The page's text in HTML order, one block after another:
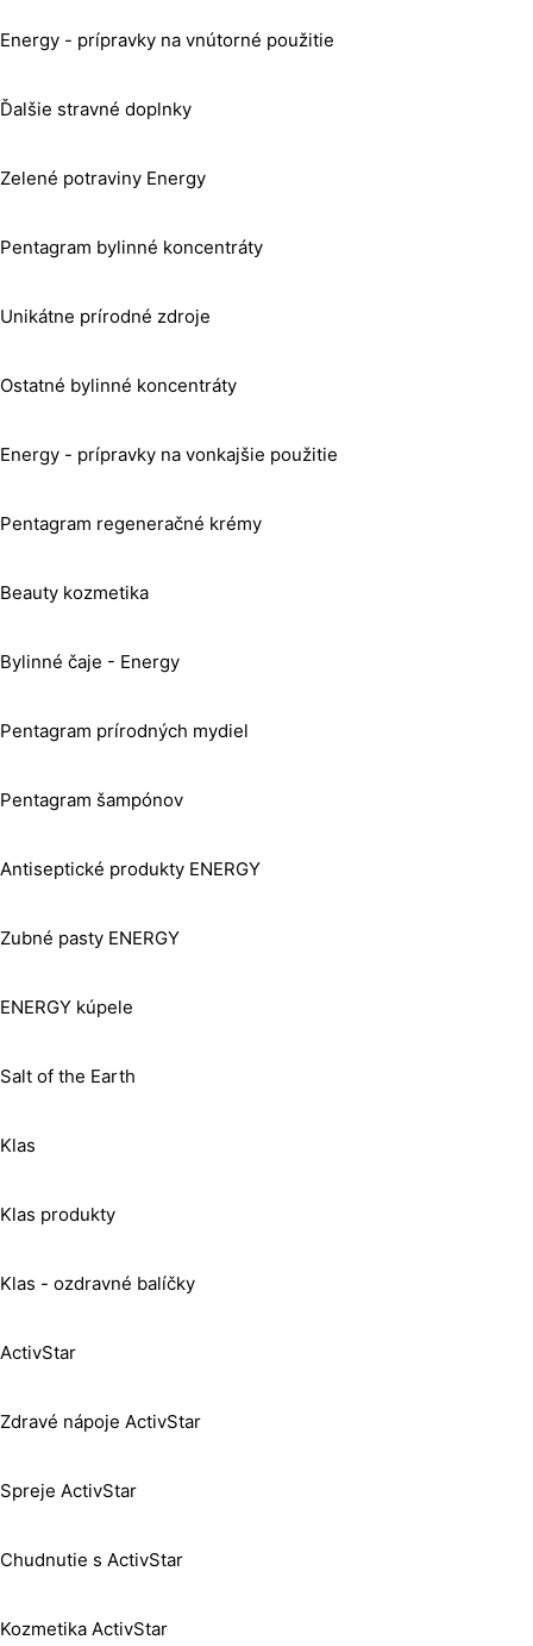
Energy - prípravky na vnútorné použitie
Ďalšie stravné doplnky
Zelené potraviny Energy
Pentagram bylinné koncentráty
Unikátne prírodné zdroje
Ostatné bylinné koncentráty
Energy - prípravky na vonkajšie použitie
Pentagram regeneračné krémy
Beauty kozmetika
Bylinné čaje - Energy
Pentagram prírodných mydiel
Pentagram šampónov
Antiseptické produkty ENERGY
Zubné pasty ENERGY
ENERGY kúpele
Salt of the Earth
Klas
Klas produkty
Klas - ozdravné balíčky
ActivStar
Zdravé nápoje ActivStar
Spreje ActivStar
Chudnutie s ActivStar
Kozmetika ActivStar